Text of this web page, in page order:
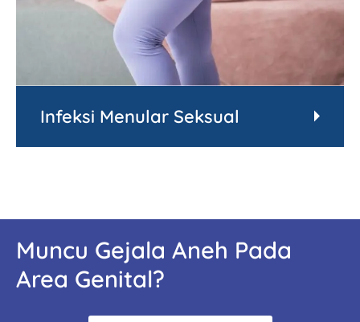
Infeksi Menular Seksual
Muncu Gejala Aneh Pada
Area Genital?